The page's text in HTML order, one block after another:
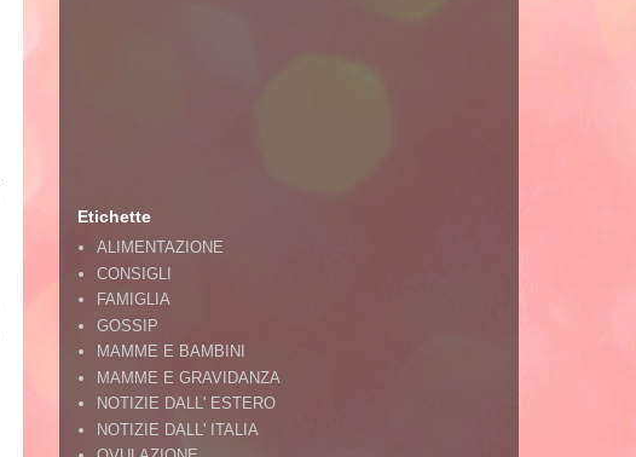
Etichette
ALIMENTAZIONE
CONSIGLI
FAMIGLIA
GOSSIP
MAMME E BAMBINI
MAMME E GRAVIDANZA
NOTIZIE DALL' ESTERO
NOTIZIE DALL' ITALIA